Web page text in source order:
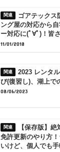
ゴアテックス
ング屋の対応から
ー対応に(ﾟ∀ﾟ)！皆
11/01/2018
2023 レンタ
び(復習し)、湖上で
08/06/2023
【保存版】
免許更新のやり方
いけど、個人でも